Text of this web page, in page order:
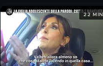
22 MIN